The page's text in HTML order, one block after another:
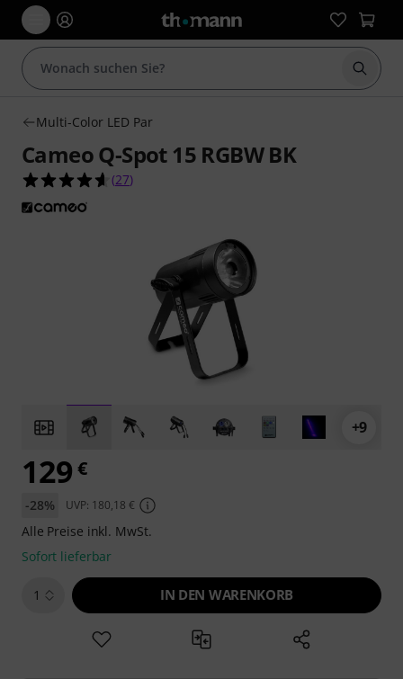
Suche
Multi-Color LED Par
Cameo Q-Spot 15 RGBW BK
4.6 von 5 Sternen aus 27 Kundenbewertungen
(27)
+9
129 €
-28% UVP: 180,18 €
Alle Preise inkl. MwSt.
Sofort lieferbar
1 IN DEN WARENKORB